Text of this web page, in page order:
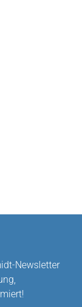
Newsletter